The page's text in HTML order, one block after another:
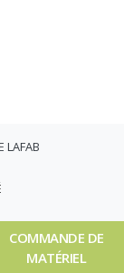
COMMANDE DE
MATÉRIEL
LAFAB